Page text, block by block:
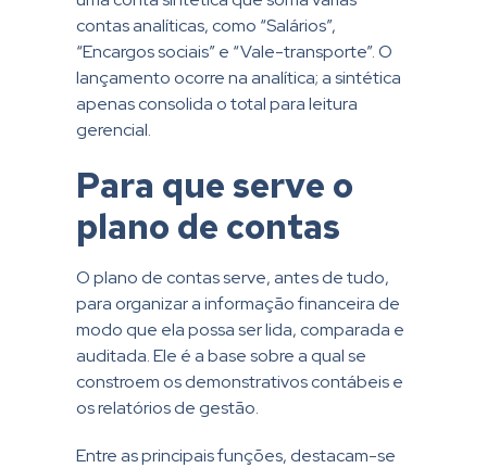
contas analíticas, como “Salários”,
“Encargos sociais” e “Vale-transporte”. O
lançamento ocorre na analítica; a sintética
apenas consolida o total para leitura
gerencial.
Para que serve o
plano de contas
O plano de contas serve, antes de tudo,
para organizar a informação financeira de
modo que ela possa ser lida, comparada e
auditada. Ele é a base sobre a qual se
constroem os demonstrativos contábeis e
os relatórios de gestão.
Entre as principais funções, destacam-se